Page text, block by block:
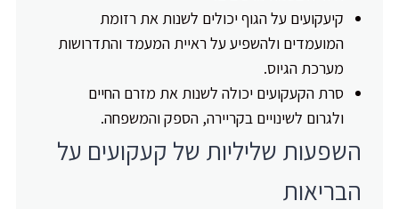
קיעקועים על הגוף יכולים לשנות את רזומת
המועמדים ולהשפיע על ראיית המעמד והתדרושות
מערכת הגיוס.
סרת הקעקועים יכולה לשנות את מזרם החיים
ולגרום לשינויים בקריירה, הספק והמשפחה.
השפעות שליליות של קעקועים על
הבריאות